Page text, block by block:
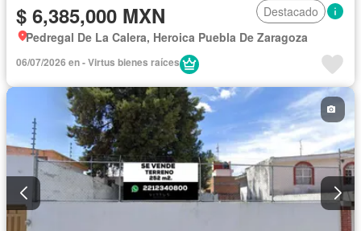
$ 6,385,000 MXN
Destacado
Pedregal De La Calera, Heroica Puebla De Zaragoza
06/07/2026 en - Virtus bienes raíces